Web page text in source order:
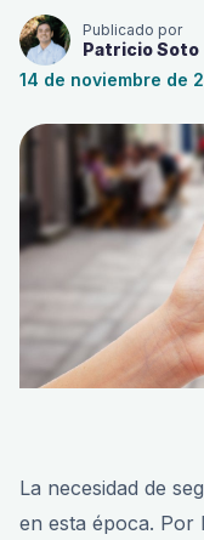
Publicado por
Patricio Soto
14 de noviembre de
La necesidad de
en esta época. Por